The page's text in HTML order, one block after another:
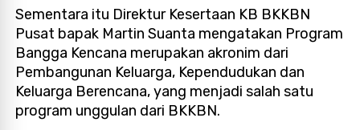
Sementara itu Direktur Kesertaan KB BKKBN
Pusat bapak Martin Suanta mengatakan Program
Bangga Kencana merupakan akronim dari
Pembangunan Keluarga, Kependudukan dan
Keluarga Berencana, yang menjadi salah satu
program unggulan dari BKKBN.